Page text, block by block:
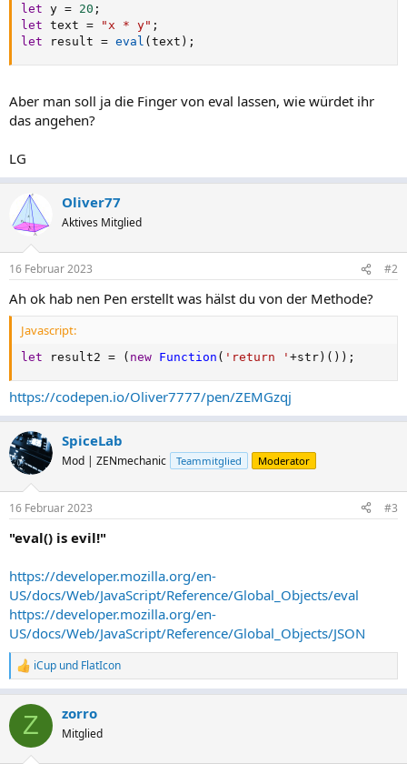
let y = 20 ;
let text = "x * y" ;
let result = eval ( text ) ;
Aber man soll ja die Finger von eval lassen, wie würdet ihr
das angehen?
LG
Oliver77
Aktives Mitglied
16 Februar 2023 #2
Ah ok hab nen Pen erstellt was hälst du von der Methode?
Javascript:
let result2 = ( new Function ( 'return ' +str) ( ) ) ;
https://codepen.io/Oliver7777/pen/ZEMGzqj
SpiceLab
Mod | ZENmechanic Teammitglied Moderator
16 Februar 2023 #3
"eval() is evil!"
https://developer.mozilla.org/en-
US/docs/Web/JavaScript/Reference/Global_Objects/eval
https://developer.mozilla.org/en-
US/docs/Web/JavaScript/Reference/Global_Objects/JSON
R
e
k
i
iCup und FlatIcon
Z zorro
Mitglied